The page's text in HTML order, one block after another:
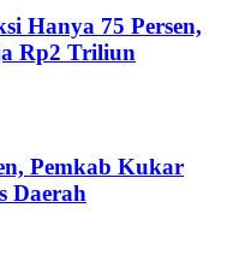
Hanya 75 Persen,
Rp2 Triliun
Pemkab Kukar
Daerah